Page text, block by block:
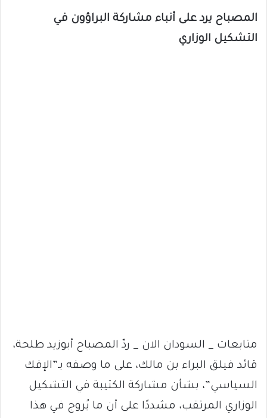
المصباح يرد على أنباء مشاركة البراؤون في
التشكيل الوزاري
متابعات _ السودان الان _ ردّ المصباح أبوزيد طلحة،
قائد فيلق البراء بن مالك، على ما وصفه بـ”الإفك
السياسي”، بشأن مشاركة الكتيبة في التشكيل
الوزاري المرتقب، مشددًا على أن ما يُروج في هذا